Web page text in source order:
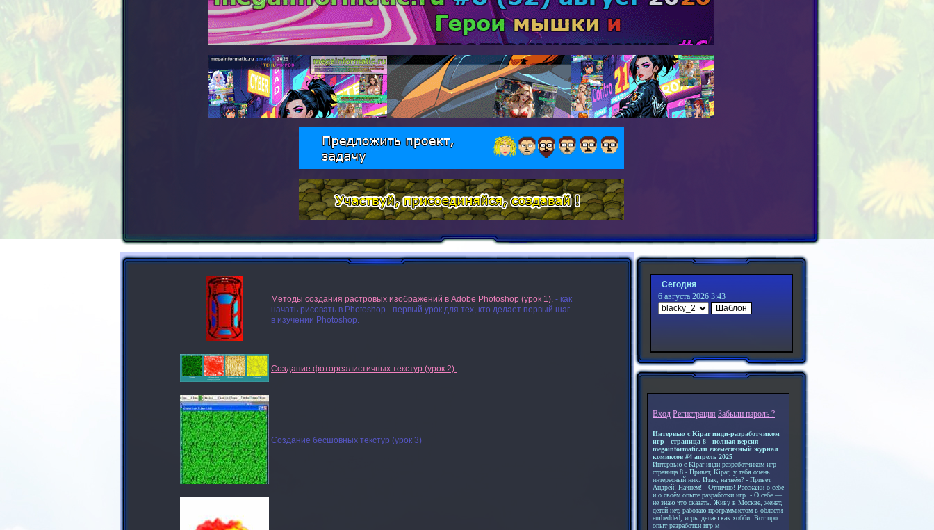
Методы создания растровых изображений в Adobe Photoshop (урок 1). - как
начать рисовать в Photoshop - первый урок для тех, кто делает первый шаг
в изучении Photoshop.
Создание фотореалистичных текстур (урок 2).
Создание бесшовных текстур (урок 3)
Сегодня
6 августа 2026 3:43
Вход Регистрация Забыли пароль ?
Интервью с Kipar инди-разработчиком
игр - страница 8 - полная версия -
megainformatic.ru ежемесячный журнал
комиксов #4 апрель 2025
Интервью с Kipar инди-разработчиком игр -
страница 8 - Привет, Kipar, у тебя очень
интересный ник. Итак, начнём? - Привет,
Андрей! Начнём! - Отлично! Расскажи о себе
и о своём опыте разработки игр. - О себе —
не знаю что сказать. Живу в Москве, женат,
детей нет, работаю программистом в области
embedded, игры делаю как хобби. Вот про
опыт разработки игр м